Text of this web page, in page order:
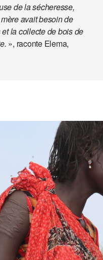
de la sécheresse,
mère avait besoin de
la collecte de bois de
», raconte Elema,